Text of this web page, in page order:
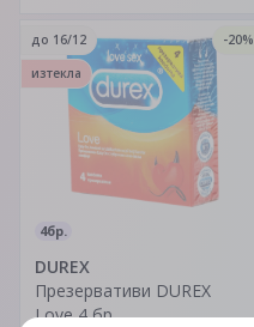
4бр.
DUREX
Презервативи DUREX
Love 4 бр.
до 16/12
-20%
изтекла